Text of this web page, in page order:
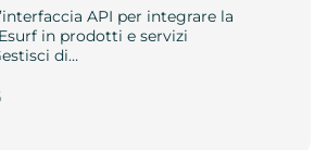
API per integrare la
in prodotti e servizi
di…